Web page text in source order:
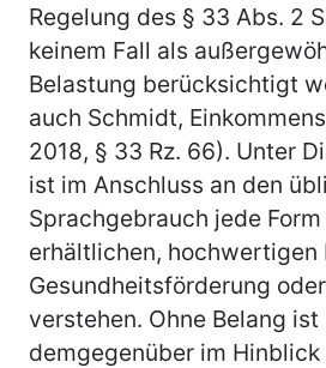
Regelung des § 33 Abs. 2
keinem Fall als
Belastung berücksichtigt
auch Schmidt,
2018, § 33 Rz. 66). Unter
ist im Anschluss an den
Sprachgebrauch jede
erhältlichen, hochwertigen
Gesundheitsförderung
verstehen. Ohne Belang ist
demgegenüber im